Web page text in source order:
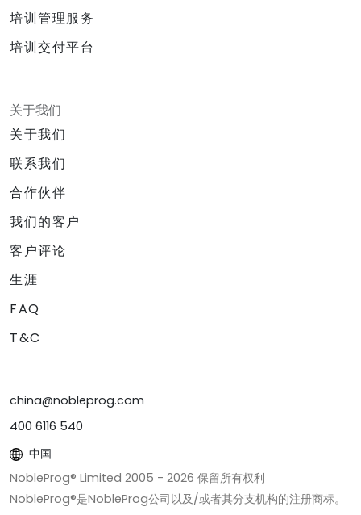
培训管理服务
培训交付平台
关于我们
关于我们
联系我们
合作伙伴
我们的客户
客户评论
生涯
FAQ
T&C
china@nobleprog.com
400 6116 540
中国
NobleProg® Limited 2005 - 2026 保留所有权利
NobleProg®是NobleProg公司以及/或者其分支机构的注册商标。